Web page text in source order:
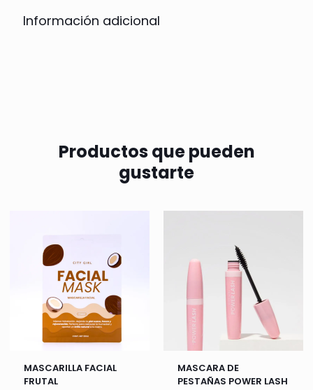
Información adicional
Productos que pueden
gustarte
MASCARILLA FACIAL
FRUTAL
MASCARA DE
PESTAÑAS POWER LASH